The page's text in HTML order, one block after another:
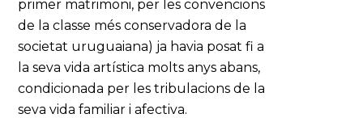
primer matrimoni, per les convencions
de la classe més conservadora de la
societat uruguaiana) ja havia posat fi a
la seva vida artística molts anys abans,
condicionada per les tribulacions de la
seva vida familiar i afectiva.